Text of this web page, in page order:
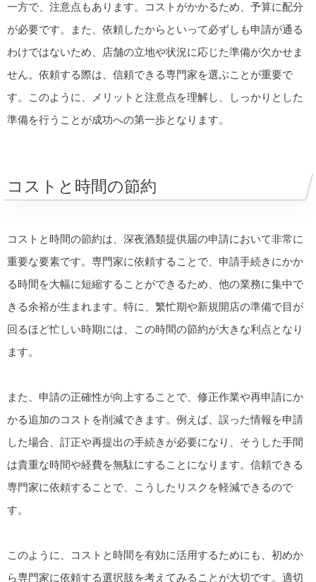
一方で、注意点もあります。コストがかかるため、予算に配分
が必要です。また、依頼したからといって必ずしも申請が通る
わけではないため、店舗の立地や状況に応じた準備が欠かせま
せん。依頼する際は、信頼できる専門家を選ぶことが重要で
す。このように、メリットと注意点を理解し、しっかりとした
準備を行うことが成功への第一歩となります。
コストと時間の節約
コストと時間の節約は、深夜酒類提供届の申請において非常に
重要な要素です。専門家に依頼することで、申請手続きにかか
る時間を大幅に短縮することができるため、他の業務に集中で
きる余裕が生まれます。特に、繁忙期や新規開店の準備で目が
回るほど忙しい時期には、この時間の節約が大きな利点となり
ます。
また、申請の正確性が向上することで、修正作業や再申請にか
かる追加のコストを削減できます。例えば、誤った情報を申請
した場合、訂正や再提出の手続きが必要になり、そうした手間
は貴重な時間や経費を無駄にすることになります。信頼できる
専門家に依頼することで、こうしたリスクを軽減できるので
す。
このように、コストと時間を有効に活用するためにも、初めか
ら専門家に依頼する選択肢を考えてみることが大切です。適切